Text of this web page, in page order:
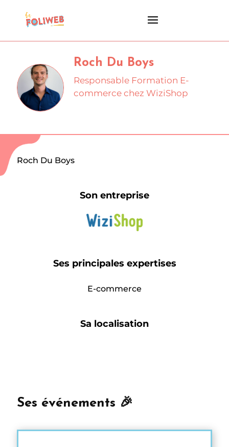
Roch Du Boys
Responsable Formation E-
commerce chez WiziShop
Roch Du Boys
Son entreprise
Ses principales expertises
E-commerce
Sa localisation
Ses événements 🎉